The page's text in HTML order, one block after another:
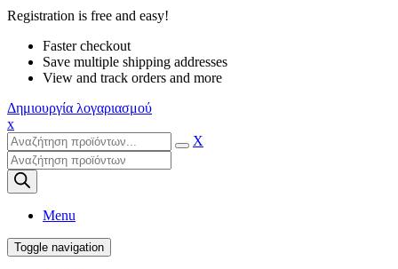
Registration is free and easy!
Faster checkout
Save multiple shipping addresses
View and track orders and more
Δημιουργία λογαριασμού
x
X
Products
search
Menu
Toggle navigation